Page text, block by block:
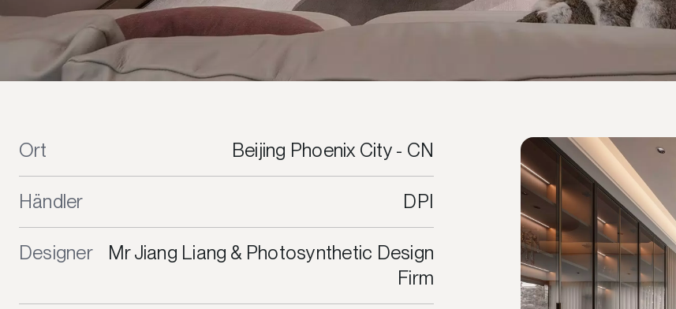
Ort Beijing Phoenix City - CN
Händler DPI
Designer
Mr Jiang Liang & Photosynthetic Design
Firm